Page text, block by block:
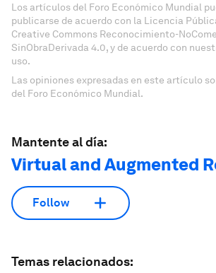
Los artículos del Foro Económico Mundial
publicarse de acuerdo con la Licencia
Creative Commons Reconocimiento-
SinObraDerivada 4.0, y de acuerdo con
uso.
Las opiniones expresadas en este artículo
del Foro Económico Mundial.
Mantente al día:
Virtual and Augmented
Follow
Temas relacionados: